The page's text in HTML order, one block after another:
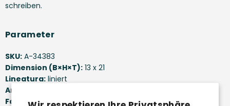
schreiben.
Parameter
SKU: A-34383
Dimension (B×H×T): 13 x 21
Lineatura: liniert
Anzahl der Seiten:
Farbe:Violett